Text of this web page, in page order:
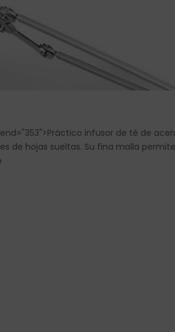
infusor de té de
de hojas sueltas. Su fina malla